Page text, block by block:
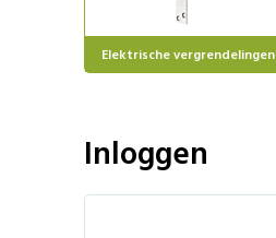
Elektrische vergrendelingen
Inloggen